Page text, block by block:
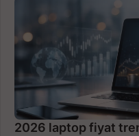
2026 laptop fiyat